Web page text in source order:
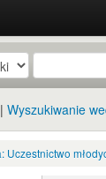
Wyszukiwanie
Uczestnictwo